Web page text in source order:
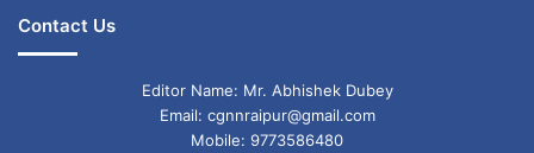
Contact Us
Editor Name: Mr. Abhishek Dubey
Email: cgnnraipur@gmail.com
Mobile: 9773586480